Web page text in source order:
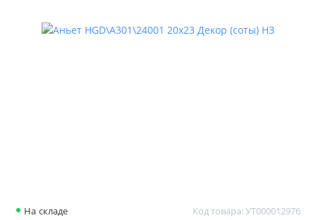
На складе Код товара: УТ000012976